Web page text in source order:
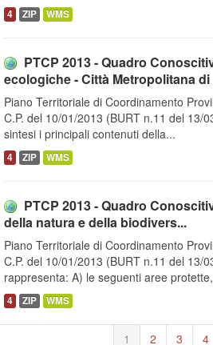
4 ZIP WMS
PTCP 2013 - Quadro
ecologiche - Città Metropolitana di
Piano Territoriale di Coordinamento
C.P. del 10/01/2013 (BURT n.11 del 13/
sintesi i principali contenuti della...
4 ZIP WMS
PTCP 2013 - Quadro
della natura e della biodivers...
Piano Territoriale di Coordinamento
C.P. del 10/01/2013 (BURT n.11 del 13/
rappresenta: A) le seguenti aree
4 ZIP WMS
1 2 3 4